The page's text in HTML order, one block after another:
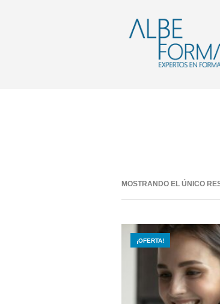
MOSTRANDO EL ÚNICO
¡OFERTA!